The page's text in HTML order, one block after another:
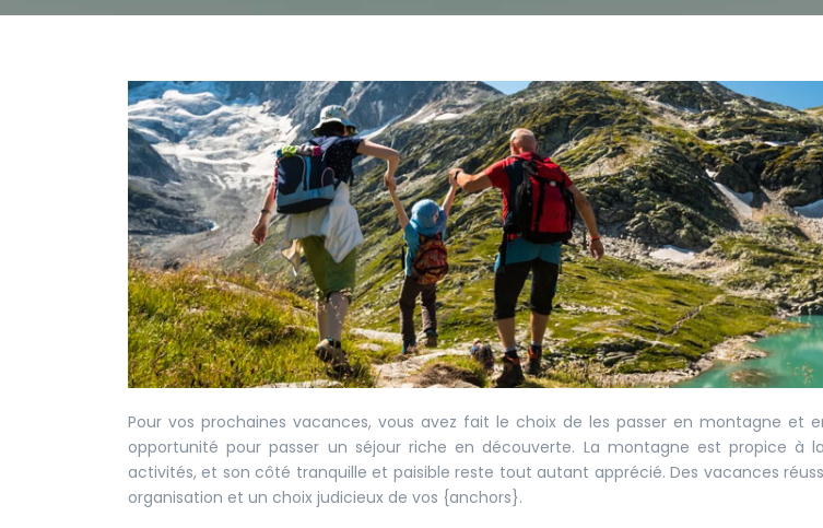
Pour vos prochaines vacances, vous avez fait le choix de les passer en montagne et
opportunité pour passer un séjour riche en découverte. La montagne est propice à
activités, et son côté tranquille et paisible reste tout autant apprécié. Des vacances
organisation et un choix judicieux de vos {anchors}.